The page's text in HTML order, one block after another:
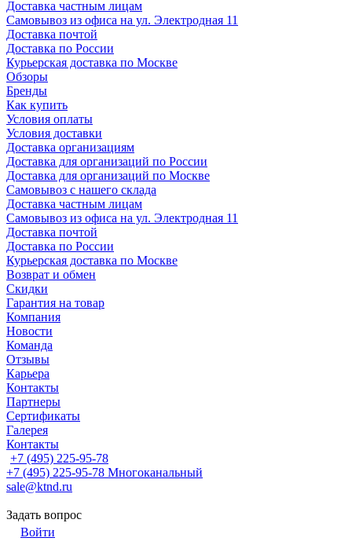
Доставка частным лицам
Самовывоз из офиса на ул. Электродная 11
Доставка почтой
Доставка по России
Курьерская доставка по Москве
Обзоры
Бренды
Как купить
Условия оплаты
Условия доставки
Доставка организациям
Доставка для организаций по России
Доставка для организаций по Москве
Самовывоз с нашего склада
Доставка частным лицам
Самовывоз из офиса на ул. Электродная 11
Доставка почтой
Доставка по России
Курьерская доставка по Москве
Возврат и обмен
Скидки
Гарантия на товар
Компания
Новости
Команда
Отзывы
Карьера
Контакты
Партнеры
Сертификаты
Галерея
Контакты
+7 (495) 225-95-78
+7 (495) 225-95-78 Многоканальный
sale@ktnd.ru
Задать вопрос
Войти